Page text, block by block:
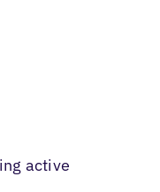
active